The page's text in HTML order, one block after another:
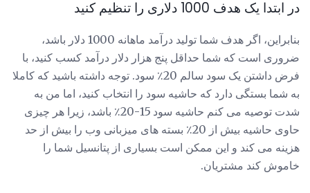
در ابتدا یک هدف 1000 دلاری را تنظیم کنید
بنابراین، اگر هدف شما تولید درآمد ماهانه 1000 دلار باشد،
ضروری است که شما حداقل پنج هزار دلار درآمد کسب کنید، با
فرض داشتن یک سود سالم 20٪ سود. توجه داشته باشید که کاملا
به شما بستگی دارد که حاشیه سود را انتخاب کنید، اما من به
شدت توصیه می کنم حاشیه سود 15-20٪ باشد، زیرا هر چیزی
حاوی حاشیه بیش از 20٪ بسته های میزبانی وب را بیش از حد
هزینه می کند و این ممکن است بسیاری از پتانسیل شما را
خاموش کند مشتریان.